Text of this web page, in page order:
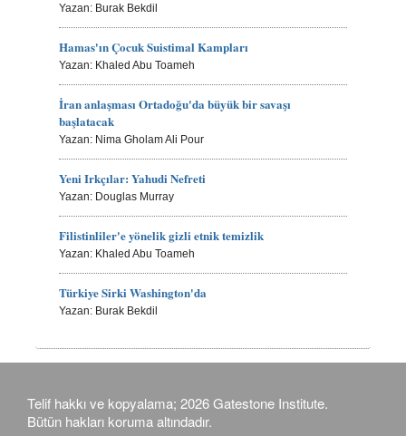
Yazan: Burak Bekdil
Hamas'ın Çocuk Suistimal Kampları
Yazan: Khaled Abu Toameh
İran anlaşması Ortadoğu'da büyük bir savaşı
başlatacak
Yazan: Nima Gholam Ali Pour
Yeni Irkçılar: Yahudi Nefreti
Yazan: Douglas Murray
Filistinliler'e yönelik gizli etnik temizlik
Yazan: Khaled Abu Toameh
Türkiye Sirki Washington'da
Yazan: Burak Bekdil
Telif hakkı ve kopyalama; 2026 Gatestone Institute.
Bütün hakları koruma altındadır.